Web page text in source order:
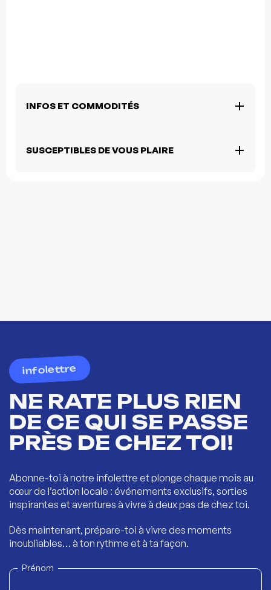
INFOS ET COMMODITÉS
SUSCEPTIBLES DE VOUS PLAIRE
infolettre
NE RATE PLUS RIEN
DE CE QUI SE PASSE
PRÈS DE CHEZ TOI!
Abonne-toi à notre infolettre et plonge chaque mois au
cœur de l’action locale : événements exclusifs, sorties
inspirantes et aventures à vivre à deux pas de chez toi.
Dès maintenant, prépare-toi à vivre des moments
inoubliables… à ton rythme et à ta façon.
Prénom